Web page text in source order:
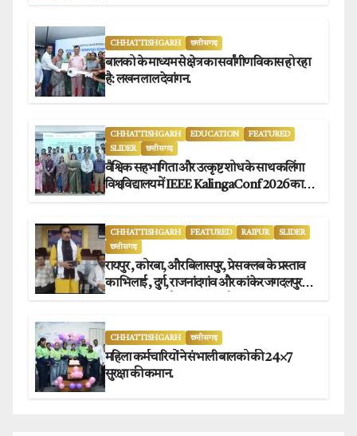
CHHATTISHGARH छत्तीसगढ़
बालको के माध्यम से क्षेत्र का सर्वांगीण विकास हो रहा
है: लखन लाल देवांगन.
CHHATTISHGARH EDUCATION
FEATURED
SLIDER
छत्तीसगढ़
वैश्विक सहभागिता और उत्कृष्ट शोध के साथ कलिंगा
विश्वविद्यालय में IEEE KalingaConf 2026 का
CHHATTISHGARH FEATURED RAIPUR
SLIDER
छत्तीसगढ़
रायपुर , कोरबा, और बिलासपुर, प्रेस क्लब के प्रस्ताव
का भिलाई , दुर्ग, राजनांदगांव और कांकेर जगदलपुर
CHHATTISHGARH छत्तीसगढ़
महिला कर्मचारियों ने संभाली बालको की 24×7
सुरक्षा की कमान.